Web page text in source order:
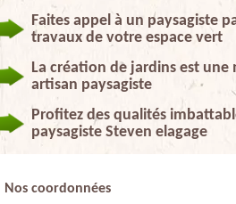
Faites appel à un paysagiste
travaux de votre espace vert
La création de jardins est une
artisan paysagiste
Profitez des qualités
paysagiste Steven elagage
Nos coordonnées